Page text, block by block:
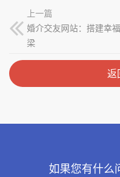
上一篇
婚介交友网站：搭建幸
梁
返
如果您有什么